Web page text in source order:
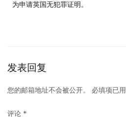
为申请英国无犯罪证明。
发表回复
您的邮箱地址不会被公开。 必填项已用
评论 *